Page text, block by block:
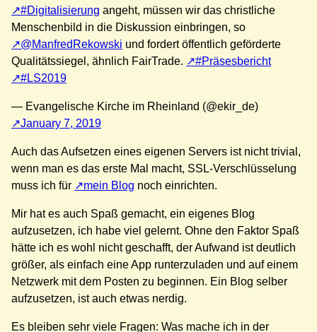
#Digitalisierung angeht, müssen wir das christliche
Menschenbild in die Diskussion einbringen, so
@ManfredRekowski und fordert öffentlich geförderte
Qualitätssiegel, ähnlich FairTrade.
#Präsesbericht
#LS2019
— Evangelische Kirche im Rheinland (@ekir_de)
January 7, 2019
Auch das Aufsetzen eines eigenen Servers ist nicht trivial,
wenn man es das erste Mal macht, SSL-Verschlüsselung
muss ich für
mein Blog noch einrichten.
Mir hat es auch Spaß gemacht, ein eigenes Blog
aufzusetzen, ich habe viel gelernt. Ohne den Faktor Spaß
hätte ich es wohl nicht geschafft, der Aufwand ist deutlich
größer, als einfach eine App runterzuladen und auf einem
Netzwerk mit dem Posten zu beginnen. Ein Blog selber
aufzusetzen, ist auch etwas nerdig.
Es bleiben sehr viele Fragen: Was mache ich in der